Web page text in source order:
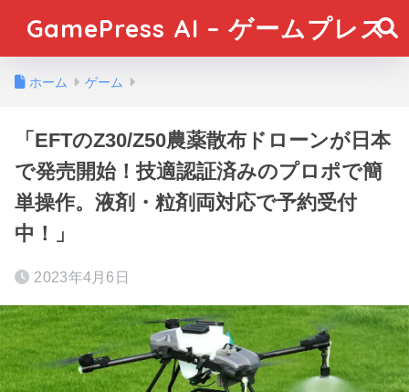
GamePress AI – ゲームプレス
ホーム ゲーム
「EFTのZ30/Z50農薬散布ドローンが日本
で発売開始！技適認証済みのプロポで簡
単操作。液剤・粒剤両対応で予約受付
中！」
2023年4月6日